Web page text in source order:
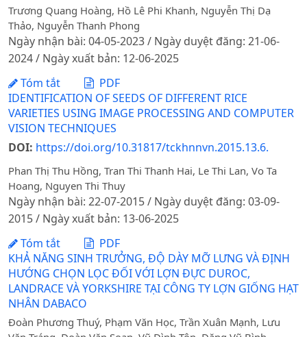
Trương Quang Hoàng, Hồ Lê Phi Khanh, Nguyễn Thị Dạ
Thảo, Nguyễn Thanh Phong
Ngày nhận bài: 04-05-2023 / Ngày duyệt đăng: 21-06-
2024 / Ngày xuất bản: 12-06-2025
Tóm tắt
PDF
IDENTIFICATION OF SEEDS OF DIFFERENT RICE
VARIETIES USING IMAGE PROCESSING AND COMPUTER
VISION TECHNIQUES
DOI: https://doi.org/10.31817/tckhnnvn.2015.13.6.
Phan Thị Thu Hồng, Tran Thi Thanh Hai, Le Thi Lan, Vo Ta
Hoang, Nguyen Thi Thuy
Ngày nhận bài: 22-07-2015 / Ngày duyệt đăng: 03-09-
2015 / Ngày xuất bản: 13-06-2025
Tóm tắt
PDF
KHẢ NĂNG SINH TRƯỞNG, ĐỘ DÀY MỠ LƯNG VÀ ĐỊNH
HƯỚNG CHỌN LỌC ĐỐI VỚI LỢN ĐỰC DUROC,
LANDRACE VÀ YORKSHIRE TẠI CÔNG TY LỢN GIỐNG HẠT
NHÂN DABACO
Đoàn Phương Thuý, Phạm Văn Học, Trần Xuân Mạnh, Lưu